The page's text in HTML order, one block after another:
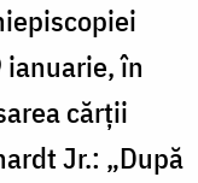
în
cărții
Jr.: „După